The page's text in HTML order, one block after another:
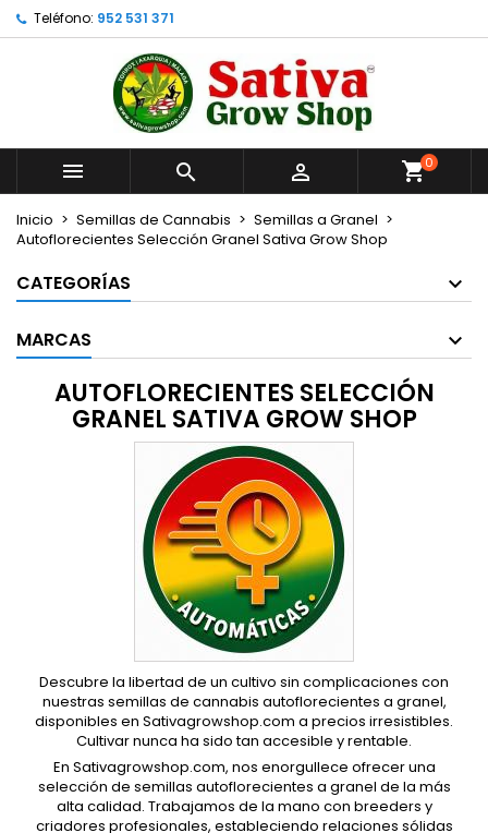
Teléfono: 952 531 371
   0
Inicio Semillas de Cannabis
Semillas a Granel
Autoflorecientes Selección Granel Sativa Grow Shop
CATEGORÍAS
MARCAS
AUTOFLORECIENTES SELECCIÓN
GRANEL SATIVA GROW SHOP
Descubre la libertad de un cultivo sin complicaciones con
nuestras semillas de cannabis autoflorecientes a granel,
disponibles en Sativagrowshop.com a precios irresistibles.
Cultivar nunca ha sido tan accesible y rentable.
En Sativagrowshop.com, nos enorgullece ofrecer una
selección de semillas autoflorecientes a granel de la más
alta calidad. Trabajamos de la mano con breeders y
criadores profesionales, estableciendo relaciones sólidas
Añadir a la lista de deseos ×
Crear nueva lista
((modalTitle)) ×
((confirmMessage))
((cancelText)) ((modalDeleteText))
Crear lista de deseos ×
Nombre de la lista de deseos
Cancelar Crear lista de deseos
Iniciar sesión ×
Debe iniciar sesión para guardar productos en su
lista de deseos.
Iniciar sesión